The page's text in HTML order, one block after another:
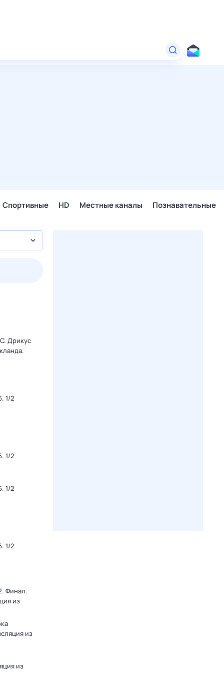
Спортивные HD Местные каналы Познавательные
Дрикус
1/2
1/2
1/2
1/2
Финал.
из
из
из